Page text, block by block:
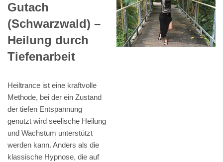
Gutach
(Schwarzwald) –
Heilung durch
Tiefenarbeit
Heiltrance ist eine kraftvolle
Methode, bei der ein Zustand
der tiefen Entspannung
genutzt wird seelische Heilung
und Wachstum unterstützt
werden kann. Anders als die
klassische Hypnose, die auf